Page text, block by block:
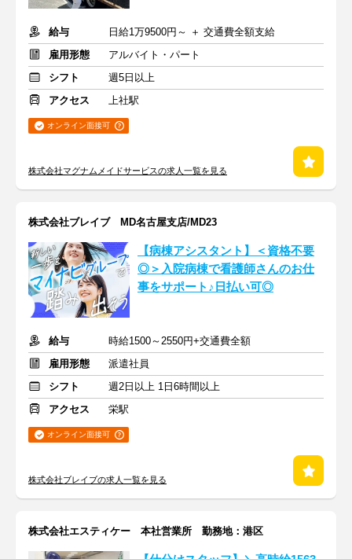
給与
日給1万9500円～ ＋ 交通費全額支給
雇用形態
アルバイト・パート
シフト
週5日以上
アクセス
上社駅
オンライン面接可
株式会社マグナムメイドサービスの求人一覧を見る
株式会社ブレイブ MD名古屋支店/MD23
【病棟アシスタント】＜資格不要
◎＞入院病棟で看護師さんのお仕
事をサポート♪日払い可◎
給与
時給1500～2550円+交通費全額
雇用形態
派遣社員
シフト
週2日以上 1日6時間以上
アクセス
栄駅
オンライン面接可
株式会社ブレイブの求人一覧を見る
株式会社エスティケー 本社営業所 勤務地：港区